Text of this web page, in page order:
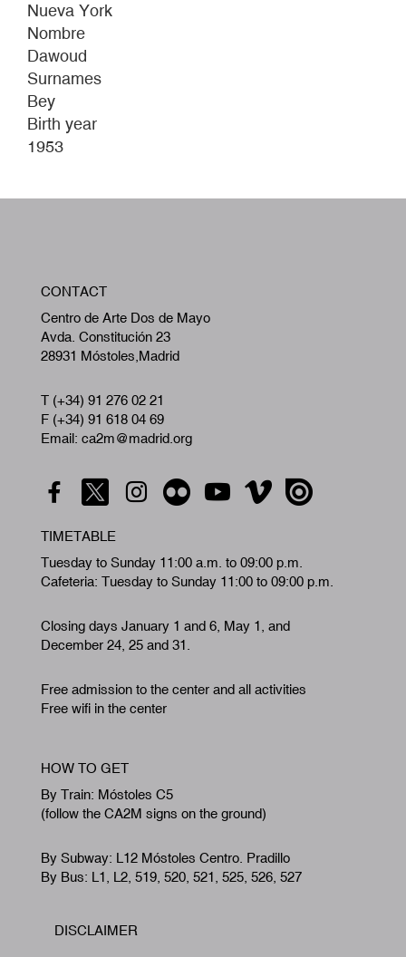
Nueva York
Nombre
Dawoud
Surnames
Bey
Birth year
1953
CONTACT
Centro de Arte Dos de Mayo
Avda. Constitución 23
28931 Móstoles,Madrid
T (+34) 91 276 02 21
F (+34) 91 618 04 69
Email: ca2m@madrid.org
TIMETABLE
Tuesday to Sunday 11:00 a.m. to 09:00 p.m.
Cafeteria: Tuesday to Sunday 11:00 to 09:00 p.m.
Closing days January 1 and 6, May 1, and
December 24, 25 and 31.
Free admission to the center and all activities
Free wifi in the center
HOW TO GET
By Train: Móstoles C5
(follow the CA2M signs on the ground)
By Subway: L12 Móstoles Centro. Pradillo
By Bus: L1, L2, 519, 520, 521, 525, 526, 527
Footer
DISCLAIMER